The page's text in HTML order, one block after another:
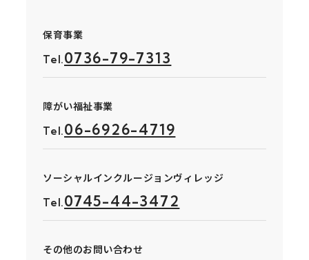
保育事業
Tel.0736-79-7313
障がい福祉事業
Tel.06-6926-4719
ソーシャルインクルージョンヴィレッジ
Tel.0745-44-3472
その他のお問い合わせ